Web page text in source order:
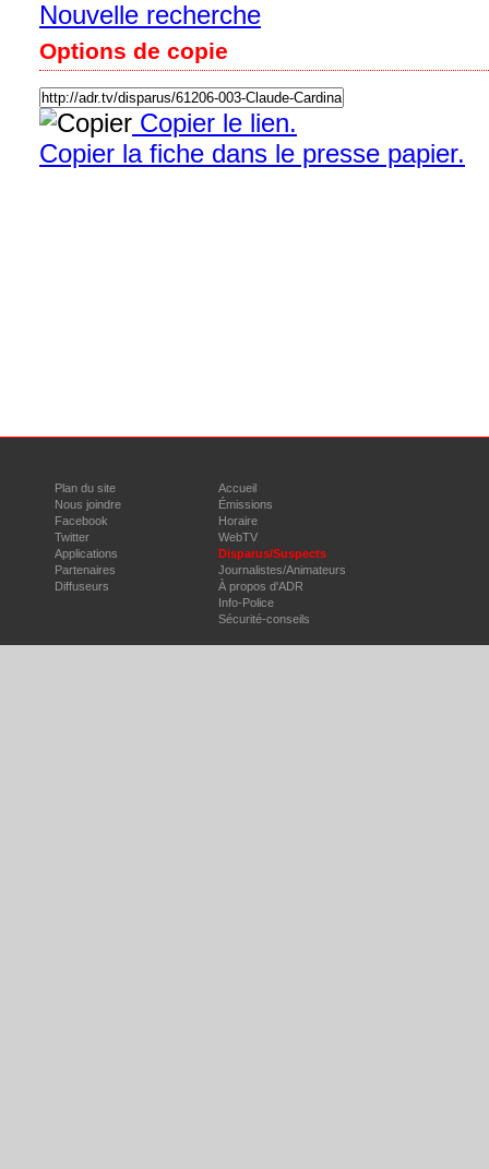
Nouvelle recherche
Options de copie
Copier le lien.
Copier la fiche dans le presse papier.
Plan du site
Nous joindre
Facebook
Twitter
Applications
Partenaires
Diffuseurs
Accueil
Émissions
Horaire
WebTV
Disparus/Suspects
Journalistes/Animateurs
À propos d'ADR
Info-Police
Sécurité-conseils